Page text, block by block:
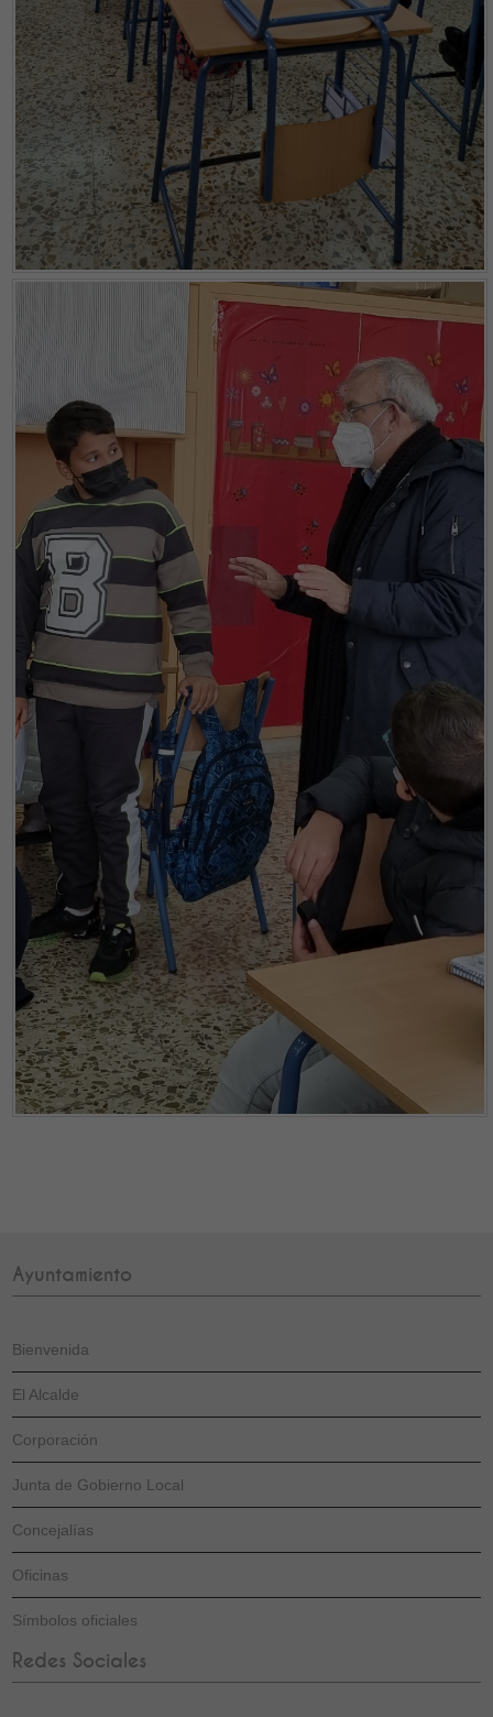
Ayuntamiento
Bienvenida
El Alcalde
Corporación
Junta de Gobierno Local
Concejalías
Oficinas
Símbolos oficiales
Redes Sociales